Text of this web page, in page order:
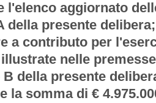
l'elenco aggiornato
della presente delibera;
a contributo per
nelle
B della presente
la somma di €